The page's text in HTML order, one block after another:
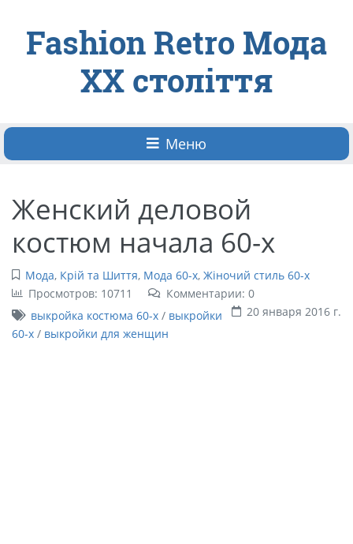
Fashion Retro Мода
ХХ століття
Меню
Женский деловой
костюм начала 60-х
Мода, Крій та Шиття, Мода 60-х, Жіночий стиль 60-х
Просмотров: 10711
Комментарии: 0
20 января 2016 г.
выкройка костюма 60-х/ выкройки
60-х / выкройки для женщин